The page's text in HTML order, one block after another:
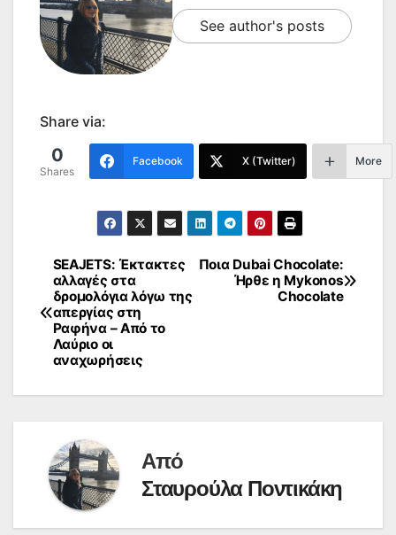
See author's posts
Share via:
0
Shares
Facebook X (Twitter) More
Πλοήγηση
άρθρων
Ποια Dubai Chocolate:
Ήρθε η Mykonos
Chocolate
SEAJETS: Έκτακτες
αλλαγές στα
δρομολόγια λόγω της
απεργίας στη
Ραφήνα – Από το
Λαύριο οι
αναχωρήσεις
Από
Σταυρούλα Ποντικάκη